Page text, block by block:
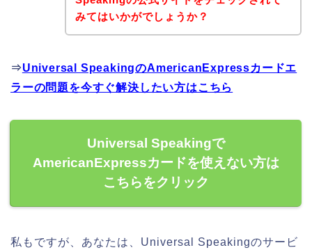
みてはいかがでしょうか？
⇒Universal SpeakingのAmericanExpressカードエ
ラーの問題を今すぐ解決したい方はこちら
Universal Speakingで
AmericanExpressカードを使えない方は
こちらをクリック
私もですが、あなたは、Universal Speakingのサービ